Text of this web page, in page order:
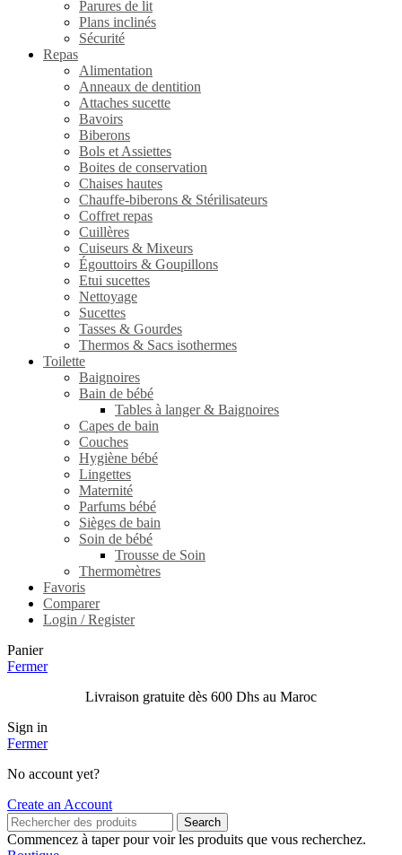
Parures de lit
Plans inclinés
Sécurité
Repas
Alimentation
Anneaux de dentition
Attaches sucette
Bavoirs
Biberons
Bols et Assiettes
Boites de conservation
Chaises hautes
Chauffe-biberons & Stérilisateurs
Coffret repas
Cuillères
Cuiseurs & Mixeurs
Égouttoirs & Goupillons
Etui sucettes
Nettoyage
Sucettes
Tasses & Gourdes
Thermos & Sacs isothermes
Toilette
Baignoires
Bain de bébé
Tables à langer & Baignoires
Capes de bain
Couches
Hygiène bébé
Lingettes
Maternité
Parfums bébé
Sièges de bain
Soin de bébé
Trousse de Soin
Thermomètres
Favoris
Comparer
Login / Register
Panier
Fermer
Livraison gratuite dès 600 Dhs au Maroc
Sign in
Fermer
No account yet?
Create an Account
Search
Commencez à taper pour voir les produits que vous recherchez.